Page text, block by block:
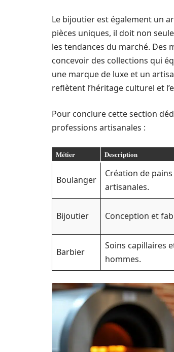
Le bijoutier est également un
pièces uniques, il doit non
les tendances du marché. Des
concevoir des collections qui
une marque de luxe et un
reflètent l’héritage culturel et
Pour conclure cette section
professions artisanales :
Métier Description
Boulanger
Création de
artisanales.
Bijoutier Conception et
Barbier
Soins capillaires
hommes.